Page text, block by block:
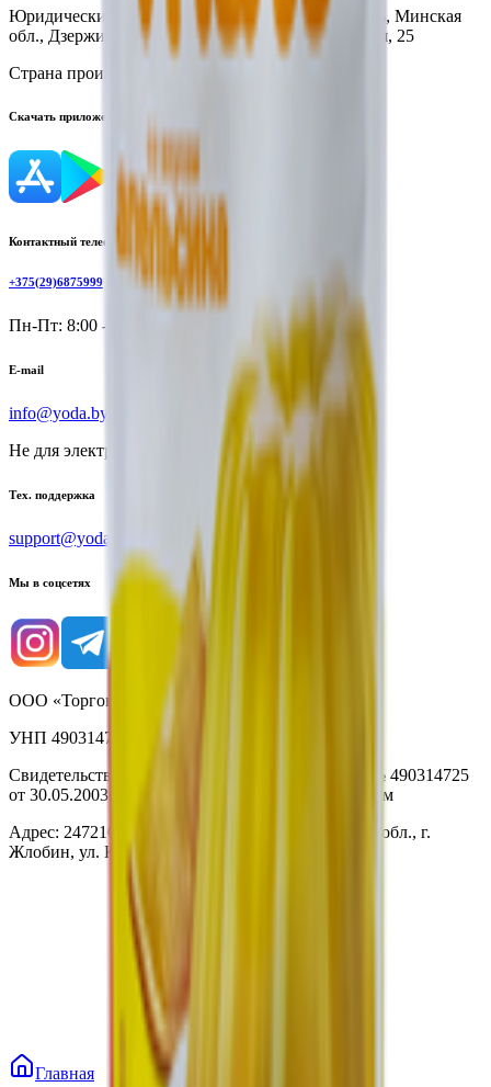
Юридический адрес:
222750, Республика Беларусь, Минская
обл., Дзержинский р-н, г. Фаниполь, ул. Заводская, 25
Страна производства:
Скачать приложение
Контактный телефон
+375(29)6875999
Пн-Пт: 8:00 - 17:00
E-mail
info@yoda.by
Не для электронных обращений
Тех. поддержка
support@yoda.by
Мы в соцсетях
ООО «Торговая сеть «Продмир»
УНП 490314725
Свидетельство о государственной регистрации № 490314725
от 30.05.2003г выдано Гомельским облисполкомом
Адрес: 247210, Республика Беларусь, Гомельская обл., г.
Жлобин, ул. Козлова 2-А
Главная